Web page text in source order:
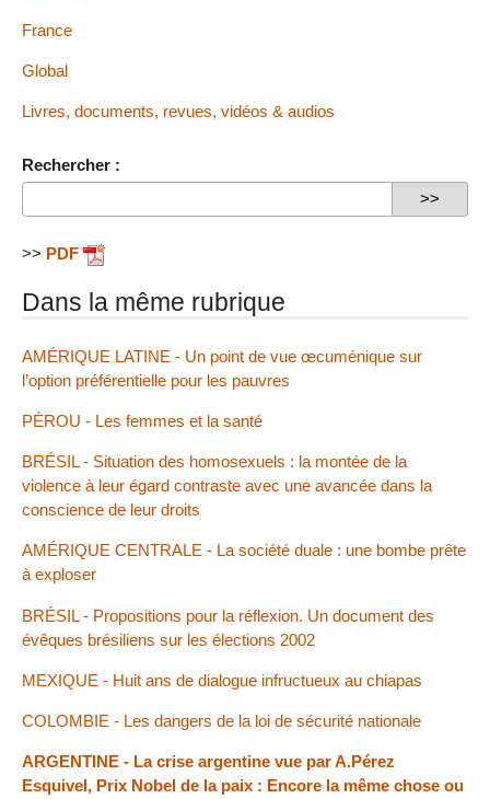
France
Global
Livres, documents, revues, vidéos & audios
Rechercher :
>> PDF
Dans la même rubrique
AMÉRIQUE LATINE - Un point de vue œcuménique sur
l’option préférentielle pour les pauvres
PÉROU - Les femmes et la santé
BRÉSIL - Situation des homosexuels : la montée de la
violence à leur égard contraste avec une avancée dans la
conscience de leur droits
AMÉRIQUE CENTRALE - La société duale : une bombe prête
à exploser
BRÉSIL - Propositions pour la réflexion. Un document des
évêques brésiliens sur les élections 2002
MEXIQUE - Huit ans de dialogue infructueux au chiapas
COLOMBIE - Les dangers de la loi de sécurité nationale
ARGENTINE - La crise argentine vue par A.Pérez
Esquivel, Prix Nobel de la paix : Encore la même chose ou